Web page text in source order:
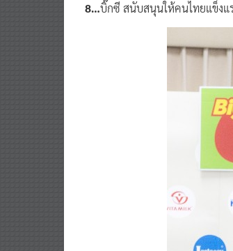
8…บิ๊กซี สนับสนุนให้คนไทยแข็ง